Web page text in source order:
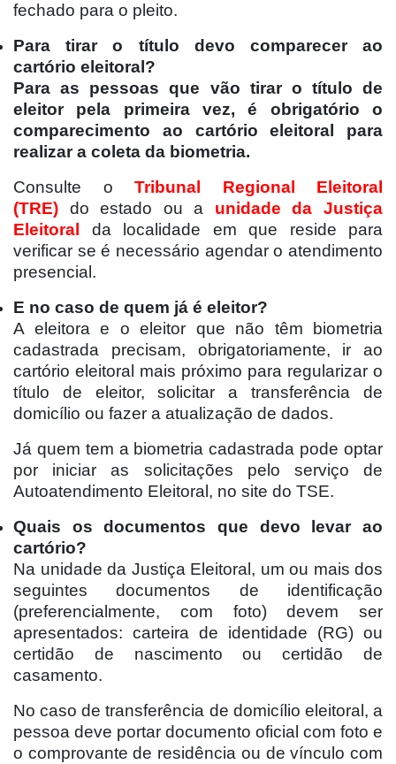
fechado para o pleito.
Para tirar o título devo comparecer ao
cartório eleitoral?
Para as pessoas que vão tirar o título de
eleitor pela primeira vez, é obrigatório o
comparecimento ao cartório eleitoral para
realizar a coleta da biometria.
Consulte o Tribunal Regional Eleitoral
(TRE) do estado ou a unidade da Justiça
Eleitoral
da localidade em que reside para
verificar se é necessário agendar o atendimento
presencial.
E no caso de quem já é eleitor?
A eleitora e o eleitor que não têm biometria
cadastrada precisam, obrigatoriamente, ir ao
cartório eleitoral mais próximo para regularizar o
título de eleitor, solicitar a transferência de
domicílio ou fazer a atualização de dados.
Já quem tem a biometria cadastrada pode optar
por iniciar as solicitações pelo serviço de
Autoatendimento Eleitoral, no site do TSE.
Quais os documentos que devo levar ao
cartório?
Na unidade da Justiça Eleitoral, um ou mais dos
seguintes documentos de identificação
(preferencialmente, com foto) devem ser
apresentados: carteira de identidade (RG) ou
certidão de nascimento ou certidão de
casamento.
No caso de transferência de domicílio eleitoral, a
pessoa deve portar documento oficial com foto e
o comprovante de residência ou de vínculo com